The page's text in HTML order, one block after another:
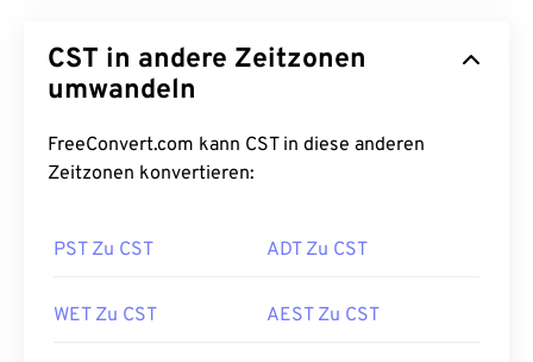
CST in andere Zeitzonen
umwandeln
FreeConvert.com kann CST in diese anderen
Zeitzonen konvertieren:
PST Zu CST ADT Zu CST
WET Zu CST AEST Zu CST